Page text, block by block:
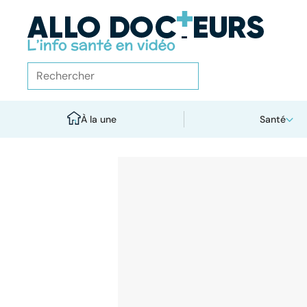
À la une Santé